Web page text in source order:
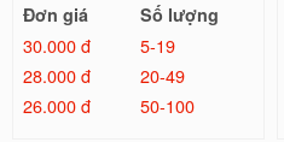
Đơn giá
Số lượng
30.000 đ
5-19
28.000 đ
20-49
26.000 đ
50-100